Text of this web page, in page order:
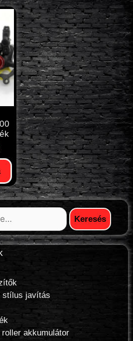
Keresés
stílus javítás
akkumulátor